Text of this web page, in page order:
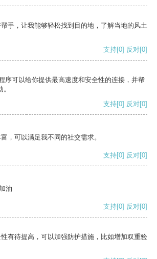
手，让我能够轻松找到目的地，了解当地的风土
支持[0] 反对[0]
序可以给你提供最高速度和安全性的连接，并帮
支持[0] 反对[0]
，可以满足我不同的社交需求。
支持[0] 反对[0]
油
支持[0] 反对[0]
有待提高，可以加强防护措施，比如增加双重验